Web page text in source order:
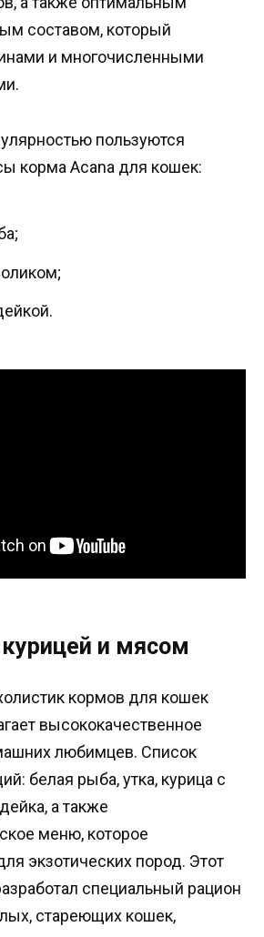
составом, который
и многочисленными
пользуются
корма Acana для кошек:
и мясом
кормов для кошек
высококачественное
любимцев. Список
белая рыба, утка, курица с
а также
меню, которое
экзотических пород. Этот
специальный рацион
стареющих кошек,